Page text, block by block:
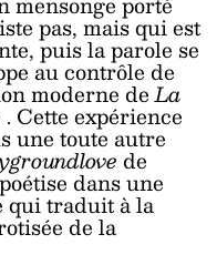
pas, mais qui est
puis la parole se
au contrôle de
moderne deLa
. Cette expérience
une toute autre
de
dans une
qui traduit à la
de la